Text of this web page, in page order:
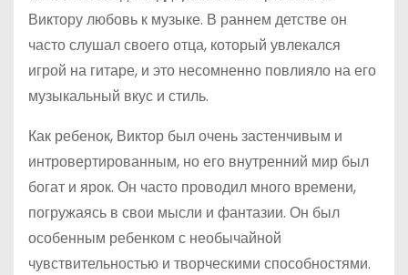
Виктору любовь к музыке. В раннем детстве он
часто слушал своего отца, который увлекался
игрой на гитаре, и это несомненно повлияло на его
музыкальный вкус и стиль.
Как ребенок, Виктор был очень застенчивым и
интровертированным, но его внутренний мир был
богат и ярок. Он часто проводил много времени,
погружаясь в свои мысли и фантазии. Он был
особенным ребенком с необычайной
чувствительностью и творческими способностями.